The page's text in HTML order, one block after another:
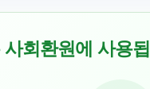
회환원에 사용됩